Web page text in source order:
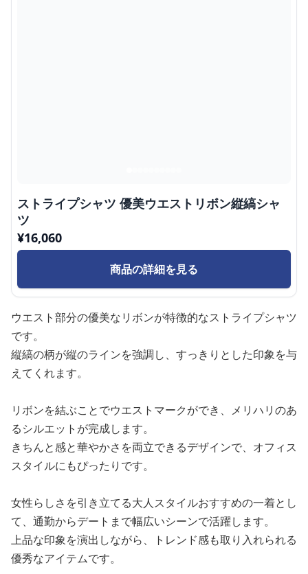
ストライプシャツ 優美ウエストリボン縦縞シャ
ツ
¥16,060
商品の詳細を見る
ウエスト部分の優美なリボンが特徴的なストライプシャツ
です。
縦縞の柄が縦のラインを強調し、すっきりとした印象を与
えてくれます。
リボンを結ぶことでウエストマークができ、メリハリのあ
るシルエットが完成します。
きちんと感と華やかさを両立できるデザインで、オフィス
スタイルにもぴったりです。
女性らしさを引き立てる大人スタイルおすすめの一着とし
て、通勤からデートまで幅広いシーンで活躍します。
上品な印象を演出しながら、トレンド感も取り入れられる
優秀なアイテムです。